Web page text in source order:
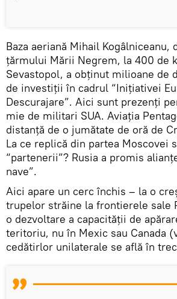
Baza aeriană Mihail Kogâlniceanu,
țărmului Mării Negrem, la 400 de
Sevastopol, a obținut milioane de
de investiții în cadrul “Inițiativei
Descurajare”. Aici sunt prezenți
mie de militari SUA. Aviația
distanță de o jumătate de oră de
La ce replică din partea Moscovei
“partenerii”? Rusia a promis
nave”.
Aici apare un cerc închis – la o
trupelor străine la frontierele sale
o dezvoltare a capacității de
teritoriu, nu în Mexic sau Canada
cedătirlor unilaterale se află în